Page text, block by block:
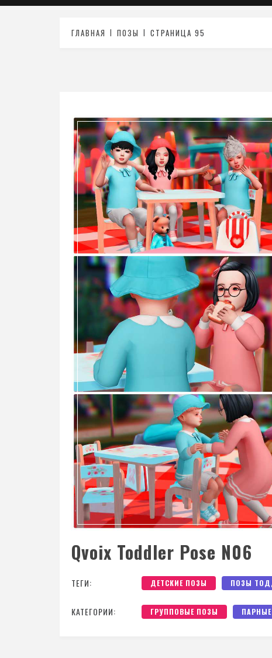
ГЛАВНАЯ ПОЗЫ СТРАНИЦА 95
Qvoix Toddler Pose N06
ТЕГИ: ДЕТСКИЕ ПОЗЫ ПОЗЫ
КАТЕГОРИИ: ГРУППОВЫЕ ПОЗЫ